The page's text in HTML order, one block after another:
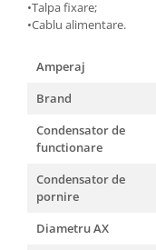
Unelte Gradinarit
Ventilatoare & Sisteme
Aparate de aer
Foarfeci tuns oi
•Talpa fixare;
•Cablu alimentare.
Amperaj
Brand
Condensator de
functionare
Condensator de
pornire
Diametru AX